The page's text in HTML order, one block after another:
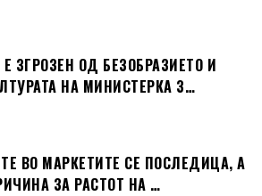
ЗГРОЗЕН ОД БЕЗОБРАЗИЕТО И
НА МИНИСТЕРКА З…
ВО МАРКЕТИТЕ СЕ ПОСЛЕДИЦА, А
ЗА РАСТОТ НА …